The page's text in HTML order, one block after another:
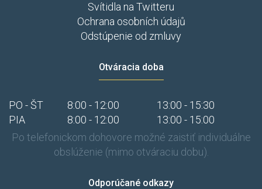
Svítidla na Twitteru
Ochrana osobních údajů
Odstúpenie od zmluvy
Otváracia doba
PO - ŠT 8:00 - 12:00
13:00 - 15:30
PIA
8:00 - 12:00
13:00 - 15:00
Po telefonickom dohovore možné zaistiť individuálne
obslúženie (mimo otváraciu dobu).
Odporúčané odkazy